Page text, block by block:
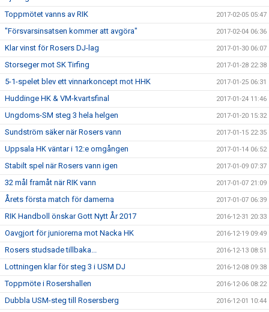
Toppmötet vanns av RIK 2017-02-05 05:47
"Försvarsinsatsen kommer att avgöra" 2017-02-04 06:36
Klar vinst för Rosers DJ-lag 2017-01-30 06:07
Storseger mot SK Tirfing 2017-01-28 22:38
5-1-spelet blev ett vinnarkoncept mot HHK 2017-01-25 06:31
Huddinge HK & VM-kvartsfinal 2017-01-24 11:46
Ungdoms-SM steg 3 hela helgen 2017-01-20 15:32
Sundström säker när Rosers vann 2017-01-15 22:35
Uppsala HK väntar i 12:e omgången 2017-01-14 06:52
Stabilt spel när Rosers vann igen 2017-01-09 07:37
32 mål framåt när RIK vann 2017-01-07 21:09
Årets första match för damerna 2017-01-07 06:39
RIK Handboll önskar Gott Nytt År 2017 2016-12-31 20:33
Oavgjort för juniorerna mot Nacka HK 2016-12-19 09:49
Rosers studsade tillbaka... 2016-12-13 08:51
Lottningen klar för steg 3 i USM DJ 2016-12-08 09:38
Toppmöte i Rosershallen 2016-12-06 08:22
Dubbla USM-steg till Rosersberg 2016-12-01 10:44